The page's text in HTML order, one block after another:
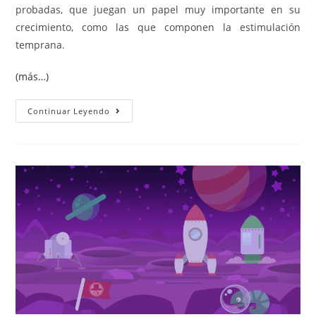
probadas, que juegan un papel muy importante en su
crecimiento, como las que componen la estimulación
temprana.
(más…)
Continuar Leyendo